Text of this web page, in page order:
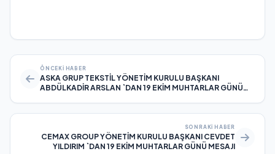
ÖNCEKI HABER
ASKA GRUP TEKSTİL YÖNETİM KURULU BAŞKANI
ABDÜLKADİR ARSLAN `DAN 19 EKİM MUHTARLAR GÜNÜ
SONRAKI HABER
CEMAX GROUP YÖNETİM KURULU BAŞKANI CEVDET
YILDIRIM `DAN 19 EKİM MUHTARLAR GÜNÜ MESAJI